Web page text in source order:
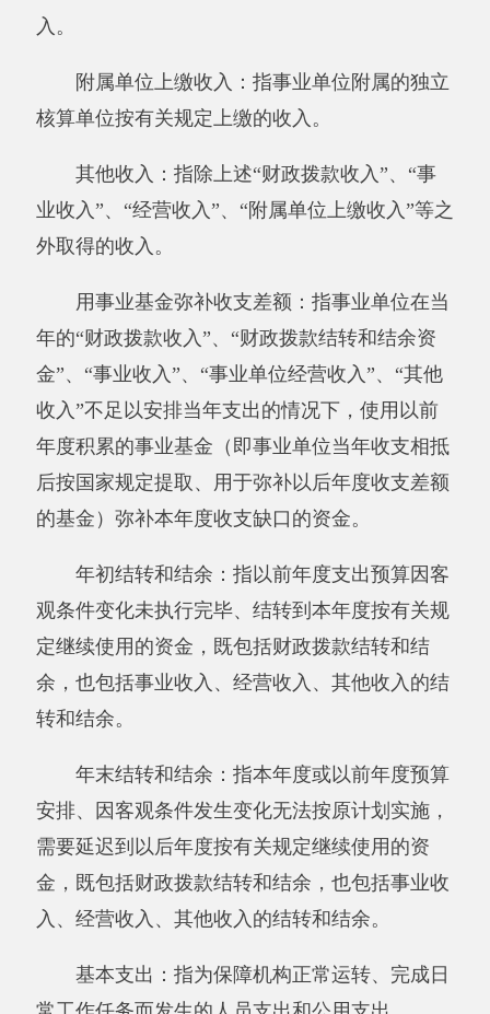
辅助活动之外开展非独立核算经营活动发生的支
对附属单位补助支出：指事业单位发生的用
“三公”经费：指用一般公共预算财政拨款安
排的因公出国（境）费、公务用车购置及运行费
位公务出国（境）的住宿费、旅费、伙食补助
费、杂费、培训费等支出；公务用车购置及运行
费反映单位公务用车购置费及租用费、燃料费、
维修费、过路过桥费、保险费、安全奖励费用等
务接待（含外宾接待）支出。
机关运行经费：为保障行政单位（含参照公
务的各项资金，包括办公及印刷费、邮电费、差
旅费、会议费、福利费、日常维修费、专用材料
及一般设备购置费、办公用房水电费、办公用房
取暖费、办公用房物业管理费、公务用车运行维
一、《收入支出决算总表》
二、《收入决算表》
五、《一般公共预算财政拨款支出决算表》